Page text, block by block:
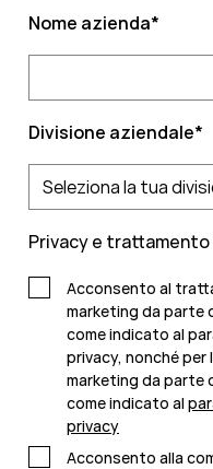
Nome azienda*
Divisione aziendale*
Privacy e
Acconsento al
marketing da parte
come indicato al
privacy, nonché per
marketing da parte
come indicato al
privacy
Acconsento alla